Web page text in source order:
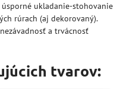
ukladanie-stohovanie
rúrach (aj dekorovaný).
a trvácnosť
tvarov: